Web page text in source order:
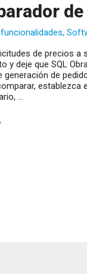
,
de precios a
y deje que SQL
generación de
establezca
…